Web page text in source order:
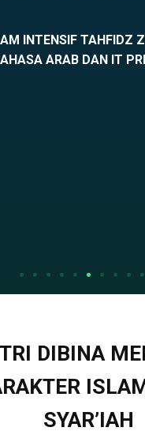
INTENSIF TAHFIDZ
ARAB DAN IT
DIBINA
SYAR’IAH